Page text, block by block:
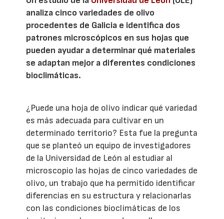
analiza cinco variedades de olivo
procedentes de Galicia e identifica dos
patrones microscópicos en sus hojas que
pueden ayudar a determinar qué materiales
se adaptan mejor a diferentes condiciones
bioclimáticas.
¿Puede una hoja de olivo indicar qué variedad
es más adecuada para cultivar en un
determinado territorio? Esta fue la pregunta
que se planteó un equipo de investigadores
de la Universidad de León al estudiar al
microscopio las hojas de cinco variedades de
olivo, un trabajo que ha permitido identificar
diferencias en su estructura y relacionarlas
con las condiciones bioclimáticas de los